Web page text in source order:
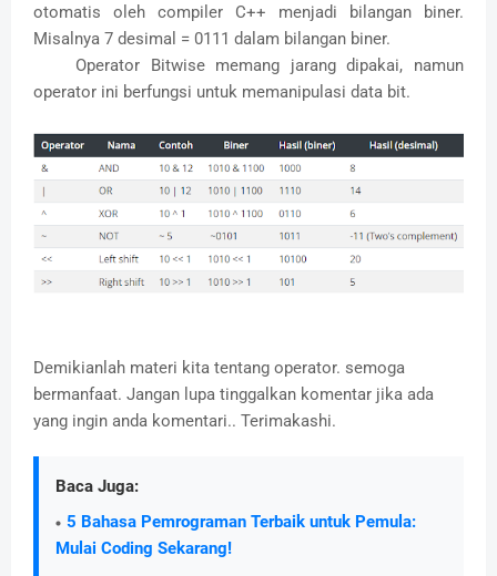
otomatis oleh compiler C++ menjadi bilangan biner.
Misalnya 7 desimal = 0111 dalam bilangan biner.
Operator Bitwise memang jarang dipakai, namun
operator ini berfungsi untuk memanipulasi data bit.
Demikianlah materi kita tentang operator. semoga
bermanfaat. Jangan lupa tinggalkan komentar jika ada
yang ingin anda komentari.. Terimakashi.
Baca Juga:
5 Bahasa Pemrograman Terbaik untuk Pemula:
Mulai Coding Sekarang!